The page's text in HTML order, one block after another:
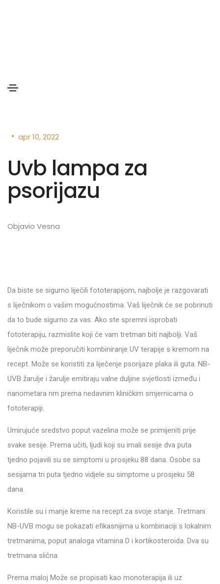
• apr 10, 2022
Uvb lampa za
psorijazu
Objavio Vesna
Da biste se sigurno liječili fototerapijom, najbolje je razgovarati
s liječnikom o vašim mogućnostima. Vaš liječnik će se pobrinuti
da to bude sigurno za vas. Ako ste spremni isprobati
fototerapiju, razmislite koji će vam tretman biti najbolji. Vaš
liječnik može preporučiti kombiniranje UV terapije s kremom na
recept. Može se koristiti za liječenje psorijaze plaka ili guta. NB-
UVB žarulje i žarulje emitiraju valne duljine svjetlosti između i
nanometara nm prema nedavnim kliničkim smjernicama o
fototerapiji.
Umirujuće sredstvo poput vazelina može se primijeniti prije
svake sesije. Prema učiti, ljudi koji su imali sesije dva puta
tjedno pojavili su se simptomi u prosjeku 88 dana. Osobe sa
sesijama tri puta tjedno vidjele su simptome u prosjeku 58
dana.
Koristile su i manje kreme na recept za svoje stanje. Tretmani
NB-UVB mogu se pokazati efikasnijima u kombinaciji s lokalnim
tretmanima, poput analoga vitamina D i kortikosteroida. Dva su
tretmana slična.
Prema maloj Može se propisati kao monoterapija ili uz